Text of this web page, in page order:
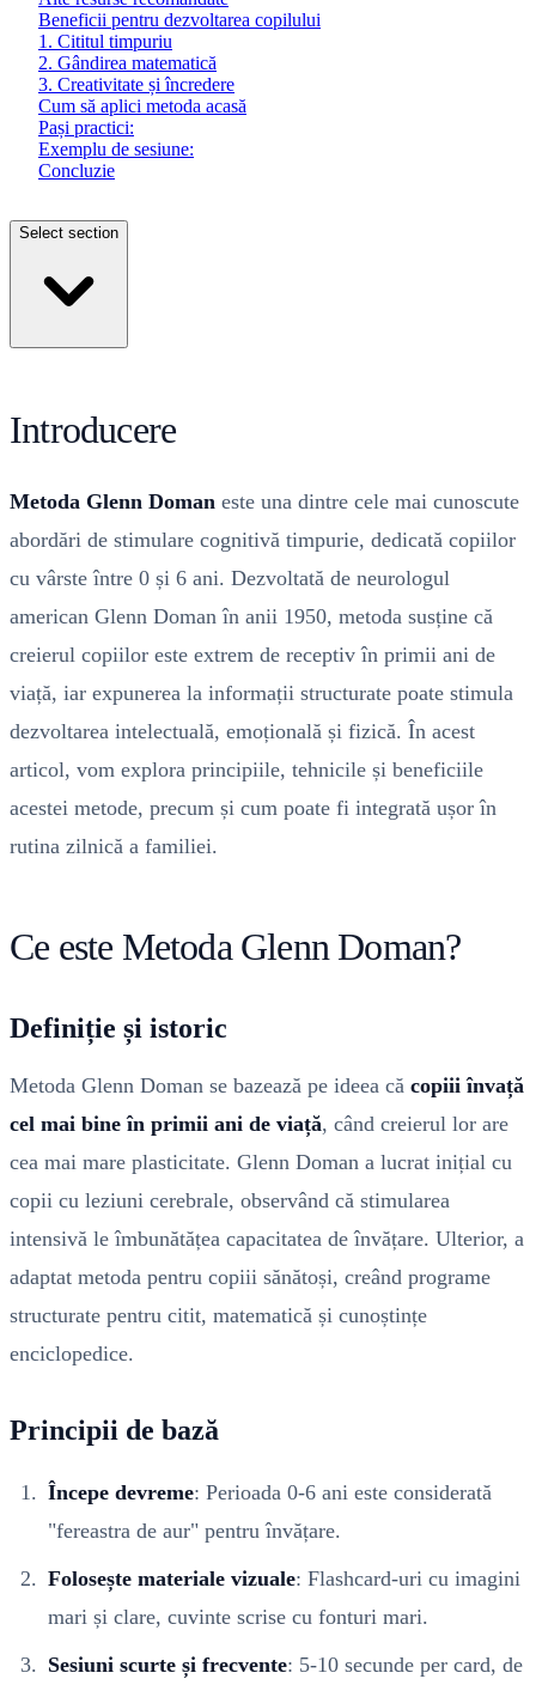
Beneficii pentru dezvoltarea copilului
1. Cititul timpuriu
2. Gândirea matematică
3. Creativitate și încredere
Cum să aplici metoda acasă
Pași practici:
Exemplu de sesiune:
Concluzie
Select section
Introducere
Metoda Glenn Doman este una dintre cele mai cunoscute
abordări de stimulare cognitivă timpurie, dedicată copiilor
cu vârste între 0 și 6 ani. Dezvoltată de neurologul
american Glenn Doman în anii 1950, metoda susține că
creierul copiilor este extrem de receptiv în primii ani de
viață, iar expunerea la informații structurate poate stimula
dezvoltarea intelectuală, emoțională și fizică. În acest
articol, vom explora principiile, tehnicile și beneficiile
acestei metode, precum și cum poate fi integrată ușor în
rutina zilnică a familiei.
Ce este Metoda Glenn Doman?
Definiție și istoric
Metoda Glenn Doman se bazează pe ideea că copiii învață
cel mai bine în primii ani de viață, când creierul lor are
cea mai mare plasticitate. Glenn Doman a lucrat inițial cu
copii cu leziuni cerebrale, observând că stimularea
intensivă le îmbunătățea capacitatea de învățare. Ulterior, a
adaptat metoda pentru copiii sănătoși, creând programe
structurate pentru citit, matematică și cunoștințe
enciclopedice.
Principii de bază
Începe devreme: Perioada 0-6 ani este considerată
"fereastra de aur" pentru învățare.
Folosește materiale vizuale: Flashcard-uri cu imagini
mari și clare, cuvinte scrise cu fonturi mari.
Sesiuni scurte și frecvente: 5-10 secunde per card, de